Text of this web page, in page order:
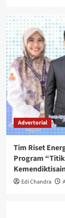
Advertorial
Tim Riset
Program
Edi Chandra